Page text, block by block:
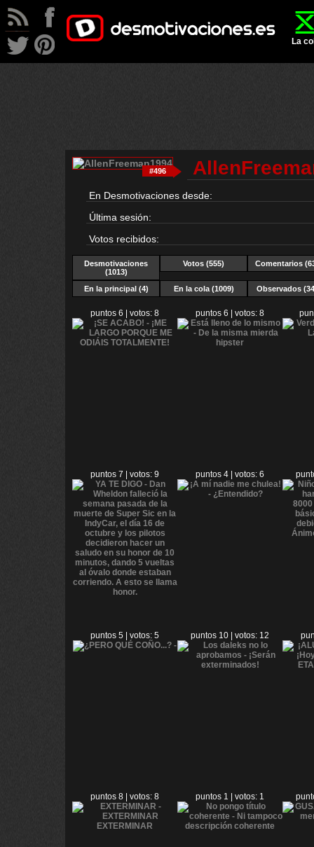
La
#496
En Desmotivaciones desde:
Última sesión:
Votos recibidos:
Desmotivaciones
(1013)
Votos (555) Comentarios
En la principal (4) En la cola (1009) Observados
puntos 6 | votos: 8 puntos 6 | votos: 8
puntos 7 | votos: 9 puntos 4 | votos: 6
puntos 5 | votos: 5 puntos 10 | votos: 12
puntos 8 | votos: 8 puntos 1 | votos: 1